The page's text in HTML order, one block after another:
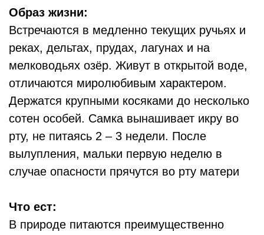
Образ жизни:
Встречаются в медленно текущих ручьях и
реках, дельтах, прудах, лагунах и на
мелководьях озёр. Живут в открытой воде,
отличаются миролюбивым характером.
Держатся крупными косяками до несколько
сотен особей. Самка вынашивает икру во
рту, не питаясь 2 – 3 недели. После
вылупления, мальки первую неделю в
случае опасности прячутся во рту матери
Что ест:
В природе питаются преимущественно